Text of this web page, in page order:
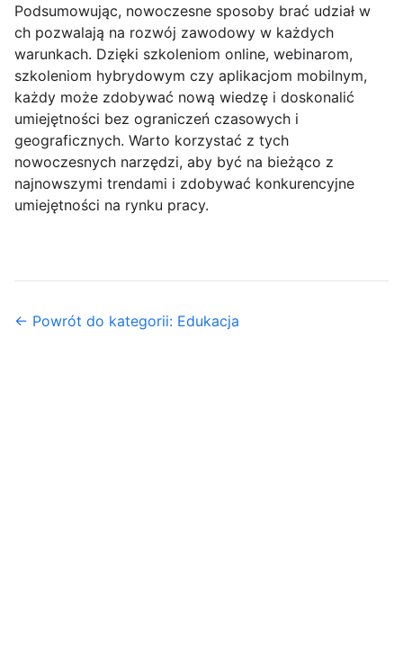
Podsumowując, nowoczesne sposoby brać udział w
ch pozwalają na rozwój zawodowy w każdych
warunkach. Dzięki szkoleniom online, webinarom,
szkoleniom hybrydowym czy aplikacjom mobilnym,
każdy może zdobywać nową wiedzę i doskonalić
umiejętności bez ograniczeń czasowych i
geograficznych. Warto korzystać z tych
nowoczesnych narzędzi, aby być na bieżąco z
najnowszymi trendami i zdobywać konkurencyjne
umiejętności na rynku pracy.
← Powrót do kategorii: Edukacja